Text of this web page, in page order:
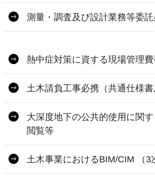
測量・調査及び設計業務等委
熱中症対策に資する現場管理
土木請負工事必携（共通仕様
大深度地下の公共的使用に関
閲覧等
土木事業におけるBIM/CIM （3